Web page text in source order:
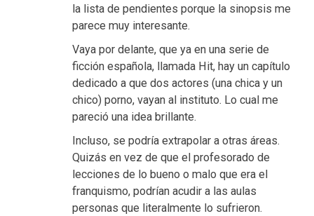
la lista de pendientes porque la sinopsis me
parece muy interesante.
Vaya por delante, que ya en una serie de
ficción española, llamada Hit, hay un capítulo
dedicado a que dos actores (una chica y un
chico) porno, vayan al instituto. Lo cual me
pareció una idea brillante.
Incluso, se podría extrapolar a otras áreas.
Quizás en vez de que el profesorado de
lecciones de lo bueno o malo que era el
franquismo, podrían acudir a las aulas
personas que literalmente lo sufrieron.